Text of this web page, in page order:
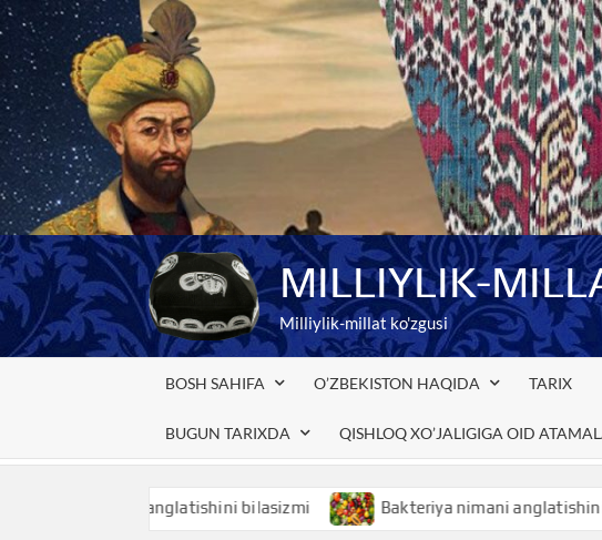
Skip
to
content
MILLIYLIK-
Milliylik-millat ko'zgusi
BOSH SAHIFA O’ZBEKISTON HAQIDA TARIX
BUGUN TARIXDA QISHLOQ XO’JALIGIGA OID
nimani anglatishini bilasizmi Bakteriya nimani anglatishini